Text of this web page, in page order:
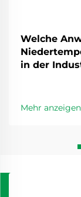
Welche
in der
Mehr anzeigen